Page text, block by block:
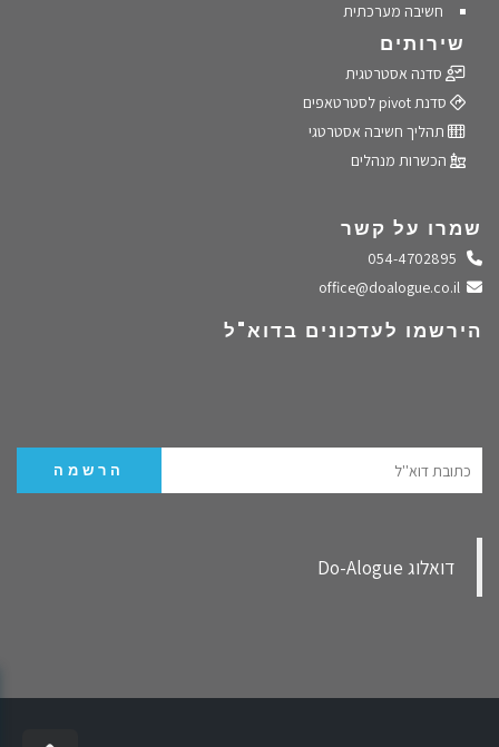
חשיבה מערכתית
שירותים
סדנה אסטרטגית
סדנת pivot לסטרטאפים
תהליך חשיבה אסטרטגי
הכשרות מנהלים
שמרו על קשר
התקשרו אלינו
שלחו מייל
הירשמו לעדכונים בדוא"ל
‏דואלוג Do-Alogue‏